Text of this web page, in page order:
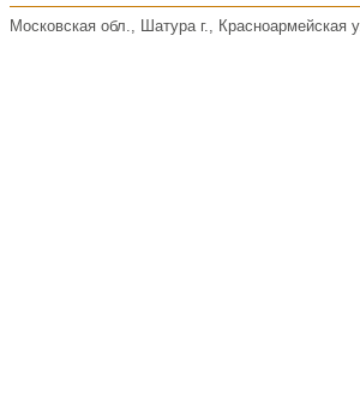
Московская обл., Шатура г., Красноармейская